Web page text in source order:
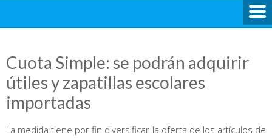
Cuota Simple: se podrán adquirir
útiles y zapatillas escolares
importadas
La medida tiene por fin diversificar la oferta de los artículos de